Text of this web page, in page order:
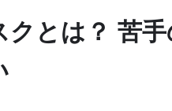
クとは？ 苦